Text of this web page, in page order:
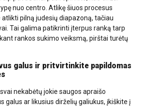
nuo centro. Atlikę šiuos procesus
pilną judesių diapazoną, tačiau
Tai galima patikrinti įterpus ranką tarp
rankos sukimo veiksmą, pirštai turėtų
galus ir pritvirtinkite papildomas
nekabėtų jokie saugos apraišo
galus ar likusius dirželių galiukus, įkiškite į